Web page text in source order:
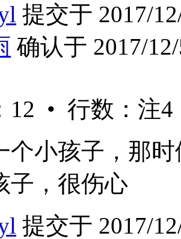
提交于 2017/
确认于 2017/
12 • 行数：注
个小孩子，那
子，很伤心
提交于 2017/